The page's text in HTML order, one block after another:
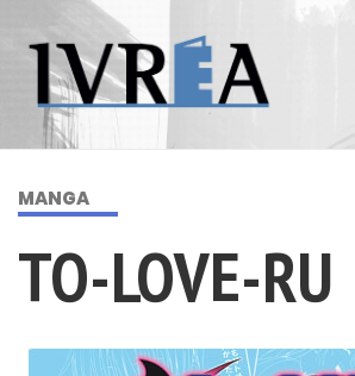
MANGA
TO-LOVE-RU